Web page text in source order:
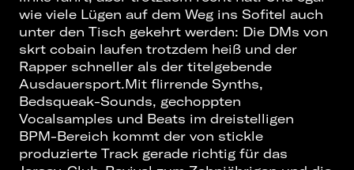
wie viele Lügen auf dem Weg ins Sofitel auch
unter den Tisch gekehrt werden: Die DMs von
skrt cobain laufen trotzdem heiß und der
Rapper schneller als der titelgebende
Ausdauersport.Mit flirrende Synths,
Bedsqueak-Sounds, gechoppten
Vocalsamples und Beats im dreistelligen
BPM-Bereich kommt der von stickle
produzierte Track gerade richtig für das